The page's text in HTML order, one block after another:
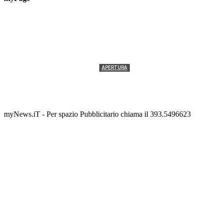
APERTURA
myNews.iT - Per spazio Pubblicitario chiama il 393.5496623